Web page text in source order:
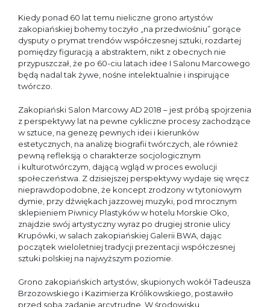
Kiedy ponad 60 lat temu nieliczne grono artystów
zakopiańskiej bohemy toczyło „na przedwiośniu” gorące
dysputy o prymat trendów współczesnej sztuki, rozdartej
pomiędzy figuracją a abstraktem, nikt z obecnych nie
przypuszczał, że po 60-ciu latach idee I Salonu Marcowego
będą nadal tak żywe, nośne intelektualnie i inspirujące
twórczo.
Zakopiański Salon Marcowy AD 2018 – jest próbą spojrzenia
z perspektywy lat na pewne cykliczne procesy zachodzące
w sztuce, na genezę pewnych idei i kierunków
estetycznych, na analizę biografii twórczych, ale również
pewną refleksją o charakterze socjologicznym
i kulturotwórczym, dającą wgląd w proces ewolucji
społeczeństwa. Z dzisiejszej perspektywy wydaje się wręcz
nieprawdopodobne, że koncept zrodzony w tytoniowym
dymie, przy dźwiękach jazzowej muzyki, pod mrocznym
sklepieniem Piwnicy Plastyków w hotelu Morskie Oko,
znajdzie swój artystyczny wyraz po drugiej stronie ulicy
Krupówki, w salach zakopiańskiej Galerii BWA, dając
początek wieloletniej tradycji prezentacji współczesnej
sztuki polskiej na najwyższym poziomie.
Grono zakopiańskich artystów, skupionych wokół Tadeusza
Brzozowskiego i Kazimierza Królikowskiego, postawiło
przed sobą zadanie arcytrudne. W środowisku